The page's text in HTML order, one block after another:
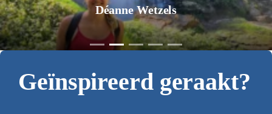
Déanne Wetzels
Geïnspireerd geraakt?